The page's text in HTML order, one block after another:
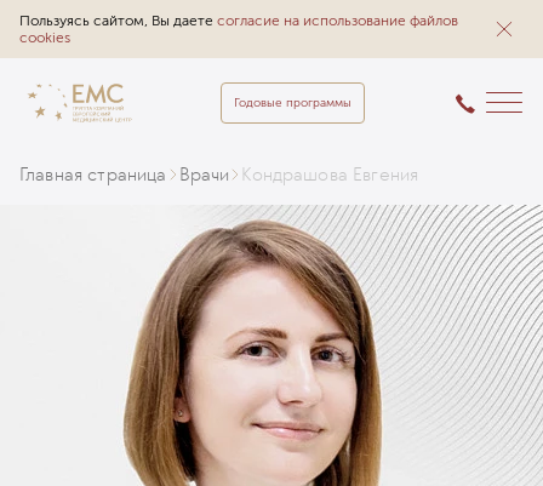
Пользуясь сайтом, Вы даете согласие на использование файлов
cookies
Годовые программы
Главная страница Врачи Кондрашова Евгения